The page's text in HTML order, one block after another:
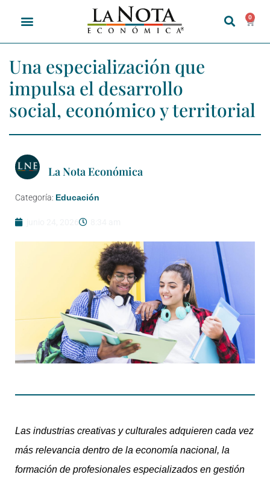
0
Una especialización que
impulsa el desarrollo
social, económico y territorial
La Nota Económica
Categoría: Educación
Las industrias creativas y culturales adquieren cada vez
más relevancia dentro de la economía nacional, la
formación de profesionales especializados en gestión